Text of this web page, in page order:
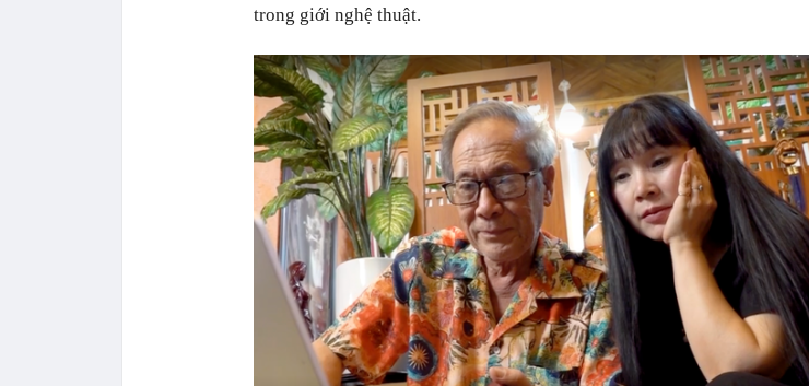
trong giới nghệ thuật.